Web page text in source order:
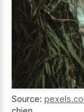
Source: